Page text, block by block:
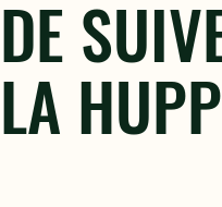
DE
LA